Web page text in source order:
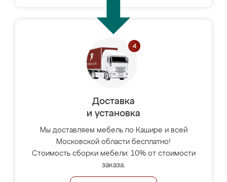
Доставка
и установка
Мы доставляем мебель по Кашире и всей
Московской области бесплатно!
Стоимость сборки мебели: 10% от стоимости
заказа.